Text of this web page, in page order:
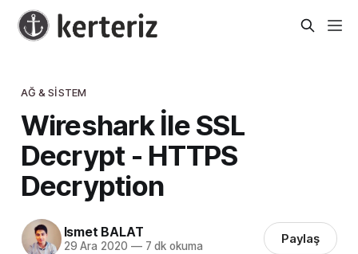
AĞ & SISTEM
Wireshark İle SSL
Decrypt - HTTPS
Decryption
Ismet BALAT
29 Ara 2020 —7 dk okuma Paylaş